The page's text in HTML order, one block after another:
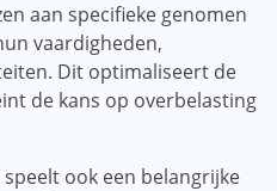
aan specifieke genomen
vaardigheden,
Dit optimaliseert de
de kans op overbelasting
ook een belangrijke